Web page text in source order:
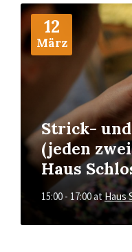
12
März
Strick-
(jeden
Haus
15:00 - 17:00atHaus
More
Info